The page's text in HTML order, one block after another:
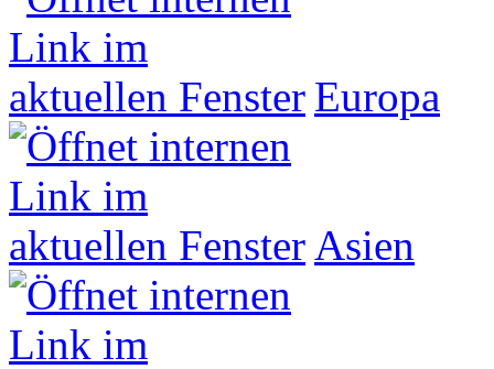
Europa
Asien